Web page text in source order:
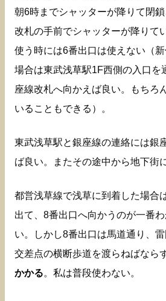
朝6時までシャッターが降りて閉
改札の手前でシャッターが降りて
使う時には6番出口は使えない（
場合は東武浅草駅1F西側の入口を
座線改札へ向かえば良い。もちろ
いることもできる）。
東武浅草駅と銀座線の連絡には銀
ば良い。またその途中から地下街
都営浅草線で浅草に到着した場合
出て、8番出口へ向かうのが一番
い。しかし8番出口は馬道通り、
交差点の横断歩道を渡らねばならず
かかる。私は普段使わない。